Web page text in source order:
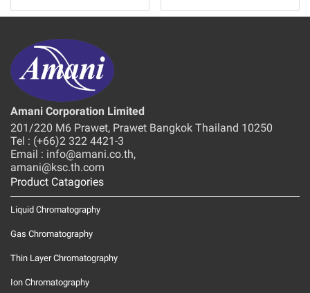
Amani Corporation Limited
201/220 M6 Prawet, Prawet Bangkok Thailand 10250
Tel : (+66)2 322 4421-3
Email : info@amani.co.th,
amani@ksc.th.com
Product Catagories
Liquid Chromatography
Gas Chromatography
Thin Layer Chromatography
Ion Chromatography